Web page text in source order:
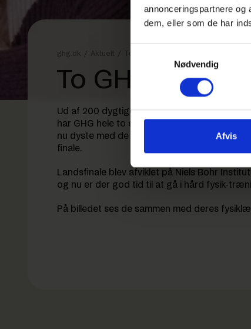
annonceringspartnere og
dem, eller som de har
Nødvendig
Afvis
ghg.dk / Aktuelt
To GHG’ere er
Ud af 200 dygtige gymnasieelever fra hele
har GHG hele to elever med videre fra
nu dyste med de andre om, hvilke fem der
finale.
Landsfinale blev afviklet på Niels Bohr
og nu er der god tid til at gå i hård fysik-
På billedet ses de sammen med deres